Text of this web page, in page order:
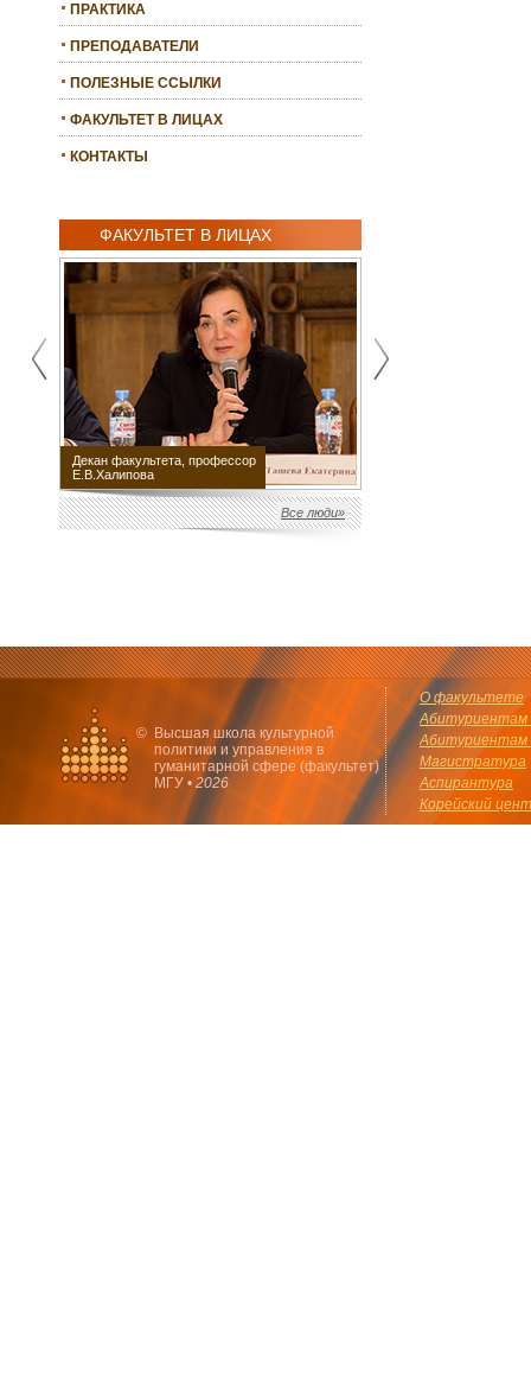
ПРАКТИКА
ПРЕПОДАВАТЕЛИ
ПОЛЕЗНЫЕ ССЫЛКИ
ФАКУЛЬТЕТ В ЛИЦАХ
КОНТАКТЫ
ФАКУЛЬТЕТ В ЛИЦАХ
Декан факультета, профессор
Е.В.Халипова
Все люди»
© Высшая школа культурной
политики и управления в
гуманитарной сфере (факультет)
МГУ • 2026
О факультете
Абитуриентам
Абитуриентам
Магистратура
Аспирантура
Корейский